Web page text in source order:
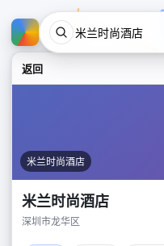
返回
米兰时尚酒店
米兰时尚酒店
深圳市龙华区